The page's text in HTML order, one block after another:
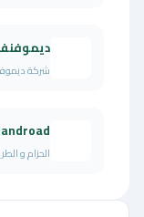
ديموفنف
شركة ديموفنف من أولى
Beltandroad
الحزام و الطريق للاستيراد